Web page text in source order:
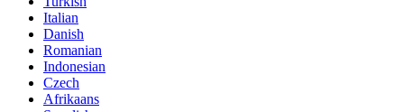
Italian
Danish
Romanian
Indonesian
Czech
Afrikaans